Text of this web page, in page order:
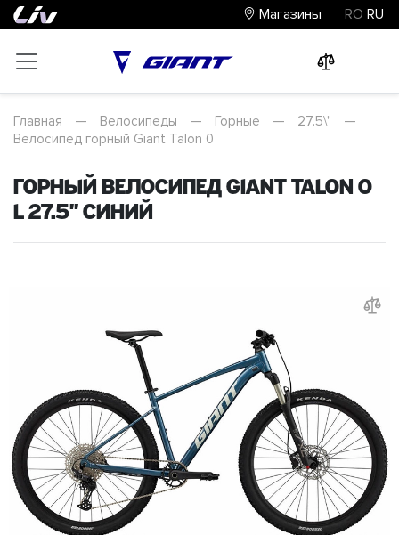
Магазины RO RU
Главная — Велосипеды — Горные — 27.5\"
—
Велосипед горный Giant Talon 0
Горный велосипед Giant Talon 0
L 27.5" Синий